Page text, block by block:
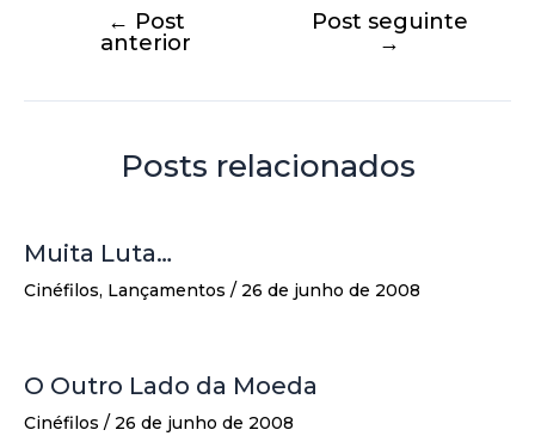
← Post
anterior
Post seguinte
→
Posts relacionados
Muita Luta…
Cinéfilos, Lançamentos / 26 de junho de 2008
O Outro Lado da Moeda
Cinéfilos / 26 de junho de 2008